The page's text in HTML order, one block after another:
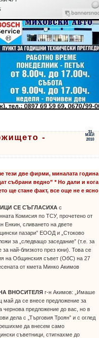
31
МАЙ
2010
-
тези две фирми, миналата година
събрани ведно” * Но дали и кога
ще стане факт, все още не е ясно
СЕ СЪГЛАСИХАс
Комисия по ТСУ, прочетено от
Енкин, сливането на двете
пазари” ЕООД и „Стоково
за „следващо заседание” (т.е. за
за най-близкото през юни). Това се
на Общинския съвет (ОбС) на 27
от кмета Минко Акимов
ВНОСИТЕЛЯ г-н Акимов: „Имаше
май да се внесе предложение за
чернова предложение до вас, но в
дела с „Търговия Троян” и с оглед
да внесем само
съветници, стигнахме до